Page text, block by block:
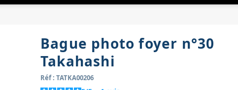
Bague photo foyer n°30
Takahashi
Réf : TATKA00206